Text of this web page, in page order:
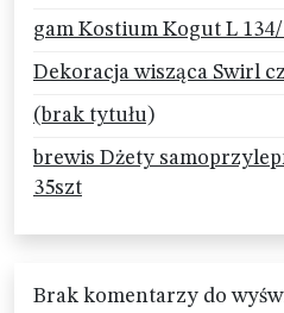
gam Kostium Kogut L
Dekoracja wisząca Swirl
(brak tytułu)
brewis Dżety
35szt
Brak komentarzy do